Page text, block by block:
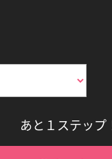
あと１ステップ